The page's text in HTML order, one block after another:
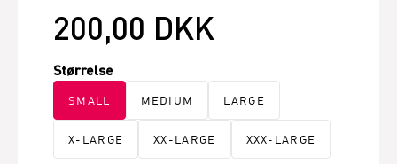
200,00 DKK
Størrelse
SMALL MEDIUM LARGE
X-LARGE XX-LARGE XXX-LARGE